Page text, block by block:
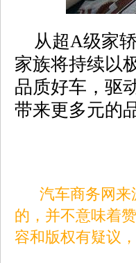
从超A级家轿
家族将持续以
品质好车，驱
带来更多元的
汽车商务网来
的，并不意味着
容和版权有疑议